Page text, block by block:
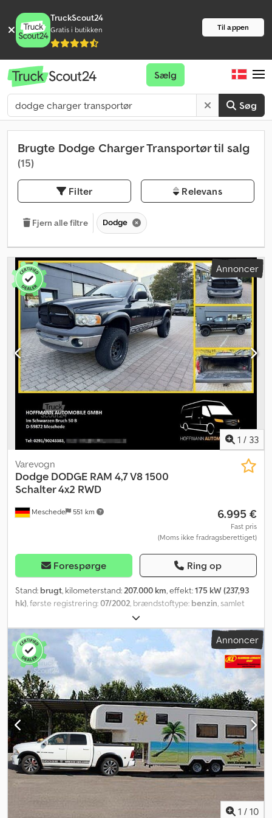
TruckScout24
Gratis i butikken Til appen
Søg
Sælg
Brugte Dodge Charger Transportør til salg
(15)
Filter Relevans
Fjern alle filtre Dodge
Annoncer
1 / 33
Meschede 551 km
Varevogn
Dodge DODGE RAM 4,7 V8 1500
Schalter 4x2 RWD
6.995 €
Fast pris
(Moms ikke fradragsberettiget)
Forespørge Ring op
Stand: brugt, kilometerstand:207.000 km, effekt:175 kW (237,93
hk), første registrering:07/2002, brændstoftype: benzin, samlet
, geartype:
Euro 4, antal sæder:3, DODGE RAM 1500 V8 Annonce nr. 9181
Køretøjet har ikke gyldig syn, og vi udfører ikke syn! Sælges på
vegne af en kunde til en person, der selv kan foretage
reparationer! Løfteplatform er tilgængelig til inspektion efter
aftale! Ingen kendt historik... et totalskadet køretøj kan heller ikke
udelukkes... Indhent venligst selv en CarFax-rapport! FLERE
BILLEDER PÅ VORES HJEMMESIDE: FIN: 1D7HA16N22J189181 -
Registreret som lastbil - V8 4,7 L - Benzinmotor - 5-trins manuel
gearkasse - 3 sæder - Klimaanlæg - Kopholder - Hastighedsmåler i
miles, ca. 207.000 km Fabriksgarantien udløb for 22 år siden og
kan ikke forlænges. Inspektion og prøvekørsel efter telefonisk
aftale. De oplysninger, der er givet på internettet, er ikke
bindende beskrivelser. Køretøjsbeskrivelsen har kun til formål at
identificere køretøjet generelt og udgør ingen garanti i juridisk
forstand. Oplysningerne gør ikke krav på at være korrekte og
Annoncer
1 / 10